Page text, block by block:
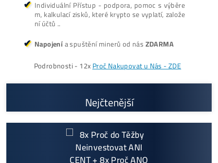
Vyplatí se vůbec Těžba? Nebo raději nakoupit na Burze?
v ZISKU až 300%.
Platba na Místě
Největší 🇨🇿🇸🇰 CZ-SK výrobce GPU / HDD rig
ů a prodejce ASIC minerů - největší výběr
Na trhu již od@2015